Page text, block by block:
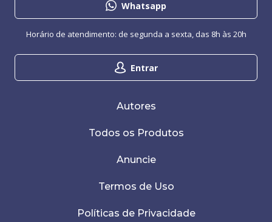
Whatsapp
Entrar
Horário de atendimento: de segunda a sexta, das 8h às 20h
Autores
Todos os Produtos
Anuncie
Termos de Uso
Políticas de Privacidade